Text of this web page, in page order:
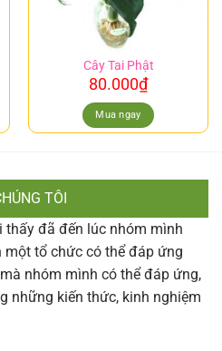
Cây Tai Phật
80.000₫
Mua ngay
TÔI
đã đến lúc nhóm mình
tổ chức có thể đáp ứng
nhóm mình có thể đáp ứng,
những kiến thức, kinh nghiệm